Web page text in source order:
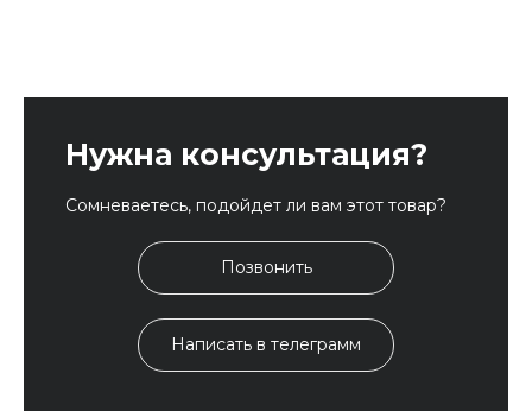
Нужна консультация?
Сомневаетесь, подойдет ли вам этот товар?
Позвонить
Написать в телеграмм